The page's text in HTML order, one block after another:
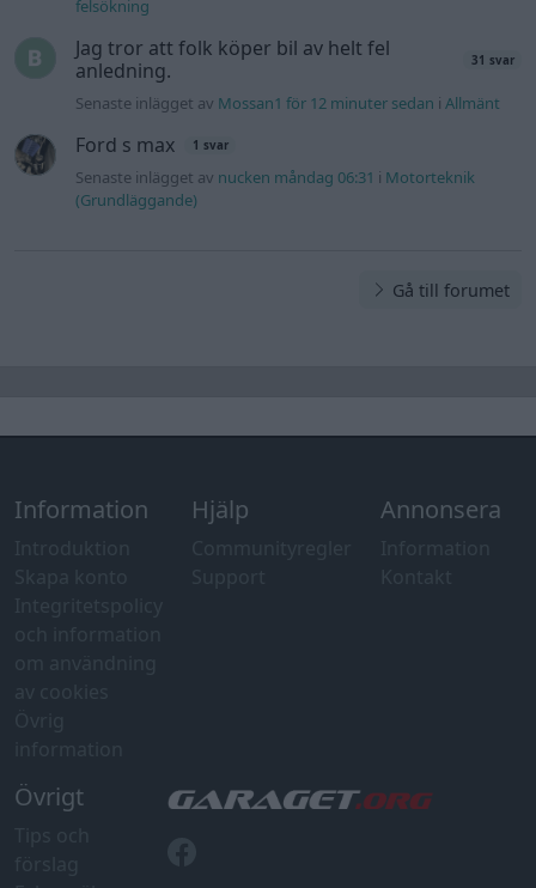
felsökning
Jag tror att folk köper bil av helt fel
anledning.
31 svar
Senaste inlägget av Mossan1 för 12 minuter sedan iAllmänt
Ford s max 1 svar
Senaste inlägget av nucken måndag 06:31 i Motorteknik
(Grundläggande)
Gå till forumet
Information Hjälp Annonsera
Övrigt